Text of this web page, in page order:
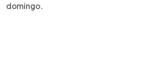
domingo.